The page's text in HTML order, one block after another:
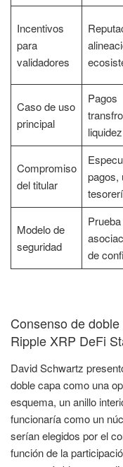
Incentivos
para
validadores
Caso de uso
principal
Pagos
liquidez
Compromiso
del titular
pagos,
Modelo de
seguridad
de
Consenso de
Ripple XRP DeFi
David Schwartz
doble capa como una
esquema, un anillo
funcionaría como un
serían elegidos por el
función de la